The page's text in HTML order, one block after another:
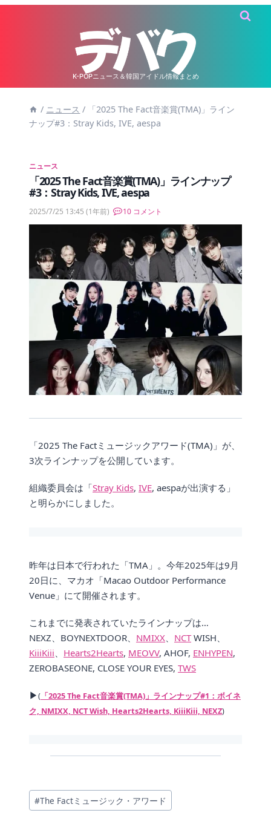
K-POPニュース＆韓国アイドル情報まとめ
/ ニュース /
「2025 The Fact音楽賞(TMA)」ライン
ナップ#3：Stray Kids, IVE, aespa
ニュース
「2025 The Fact音楽賞(TMA)」ラインナップ
#3：Stray Kids, IVE, aespa
2025/7/25 13:45 (1年前) 10 コメント
「2025 The Factミュージックアワード(TMA)」が、
3次ラインナップを公開しています。
組織委員会は「Stray Kids, IVE, aespaが出演する」
と明らかにしました。
昨年は日本で行われた「TMA」。今年2025年は9月
20日に、マカオ「Macao Outdoor Performance
Venue」にて開催されます。
これまでに発表されていたラインナップは…
NEXZ、BOYNEXTDOOR、 NMIXX、 NCTWISH、
KiiiKiii、 Hearts2Hearts, MEOVV, AHOF, ENHYPEN,
ZEROBASEONE, CLOSE YOUR EYES, TWS
▶( 「2025 The Fact音楽賞(TMA)」ラインナップ#1：ボイネ
ク, NMIXX, NCT Wish, Hearts2Hearts, KiiiKiii, NEXZ)
投
稿
#The Factミュージック・アワード